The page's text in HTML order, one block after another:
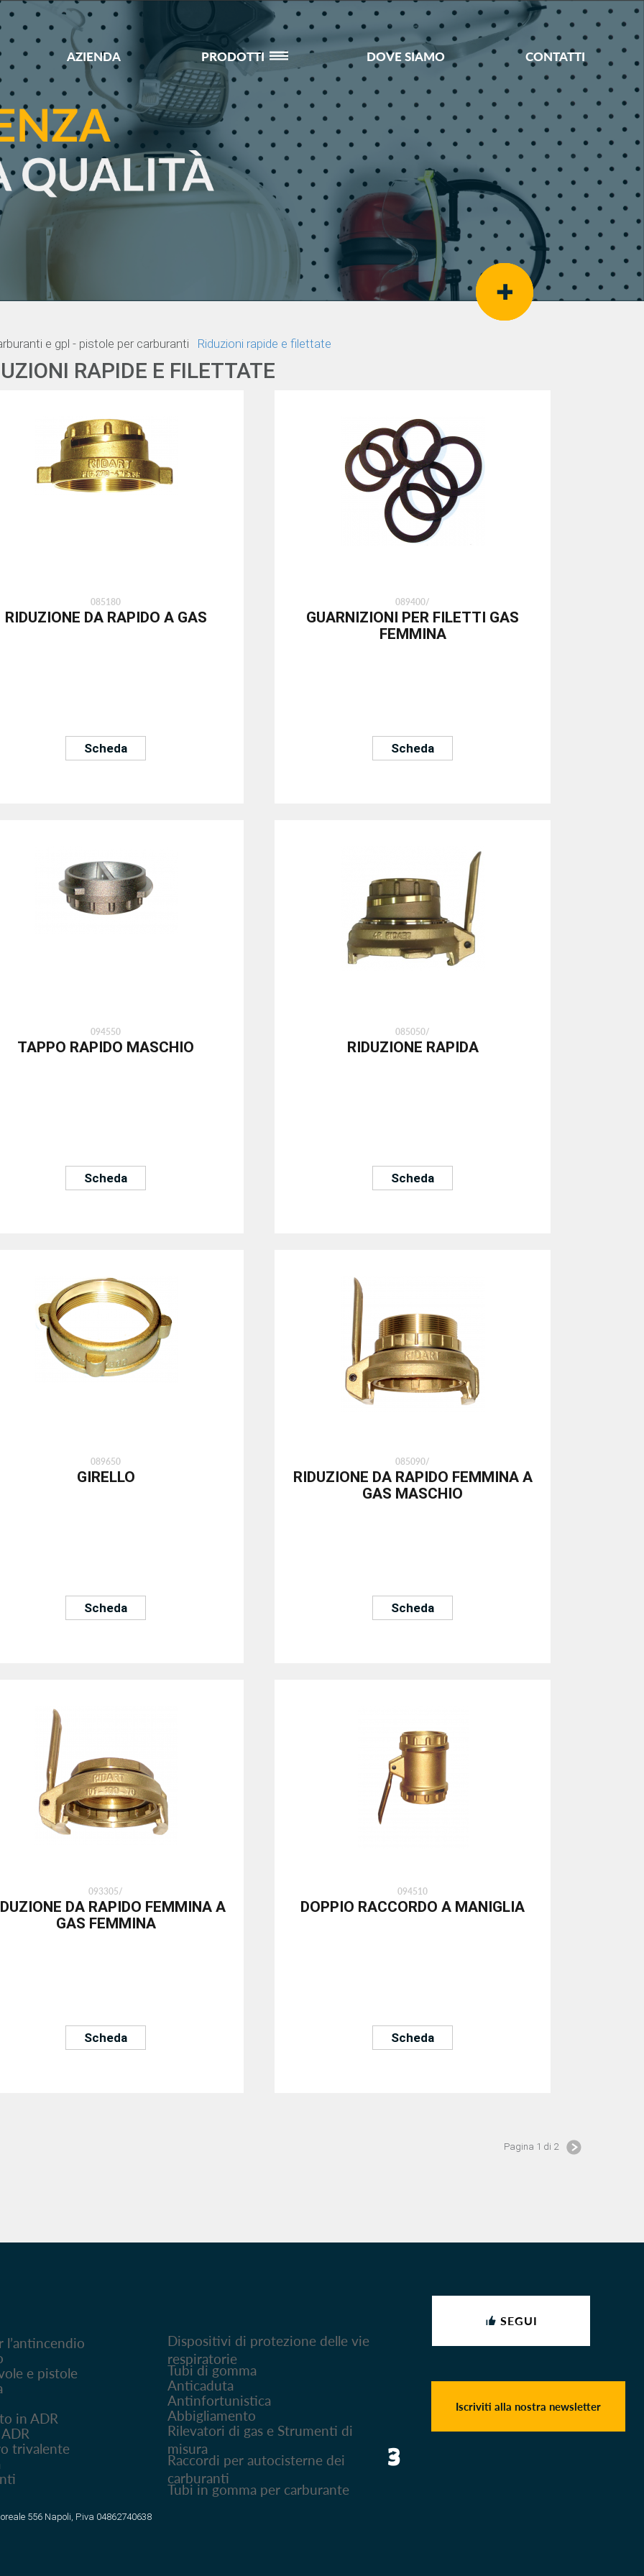
AZIENDA PRODOTTI DOVE SIAMO CONTATTI
e gpl - pistole per carburanti Riduzioni rapide e filettate
RAPIDE E FILETTATE
085180
RIDUZIONE DA RAPIDO A GAS
Scheda
089400/
GUARNIZIONI PER FILETTI GAS
FEMMINA
Scheda
094550
TAPPO RAPIDO MASCHIO
Scheda
085050/
RIDUZIONE RAPIDA
Scheda
089650
GIRELLO
Scheda
085090/
RIDUZIONE DA RAPIDO FEMMINA A
GAS MASCHIO
Scheda
093305/
DA RAPIDO FEMMINA A
GAS FEMMINA
Scheda
094510
DOPPIO RACCORDO A MANIGLIA
Scheda
Pagina 1 di 2
l’antincendio
e pistole
in ADR
trivalente
Dispositivi di protezione delle vie
respiratorie
Tubi di gomma
Anticaduta
Antinfortunistica
Abbigliamento
Rilevatori di gas e Strumenti di
misura
Raccordi per autocisterne dei
carburanti
Tubi in gomma per carburante
SEGUI
Iscriviti alla nostra newsletter
3
556 Napoli, P.iva 04862740638